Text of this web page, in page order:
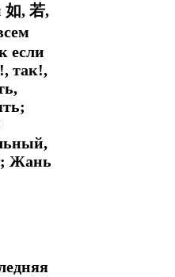
, 若,
если
так!,
Жань